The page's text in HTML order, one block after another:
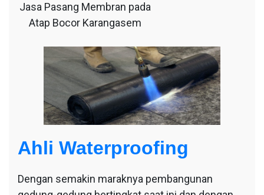
Jasa Pasang Membran pada
Atap Bocor Karangasem
Ahli Waterproofing
Dengan semakin maraknya pembangunan